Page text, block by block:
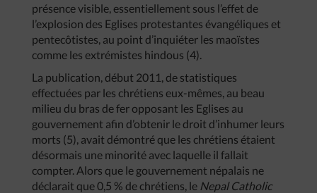
présence visible, essentiellement sous l’effet de
l’explosion des Eglises protestantes évangéliques et
pentecôtistes, au point d’inquiéter les maoïstes
comme les extrémistes hindous (4).
La publication, début 2011, de statistiques
effectuées par les chrétiens eux-mêmes, au beau
milieu du bras de fer opposant les Eglises au
gouvernement afin d’obtenir le droit d’inhumer leurs
morts (5), avait démontré que les chrétiens étaient
désormais une minorité avec laquelle il fallait
compter. Alors que le gouvernement népalais ne
déclarait que 0,5 % de chrétiens, le Nepal Catholic